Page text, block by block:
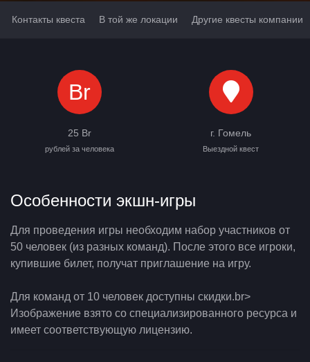
Контакты квеста В той же локации Другие квесты компании
Br
25 Br
рублей за человека
г. Гомель
Выездной квест
Особенности экшн-игры
Для проведения игры необходим набор участников от
50 человек (из разных команд). После этого все игроки,
купившие билет, получат приглашение на игру.
Для команд от 10 человек доступны скидки.br>
Изображение взято со специализированного ресурса и
имеет соответствующую лицензию.